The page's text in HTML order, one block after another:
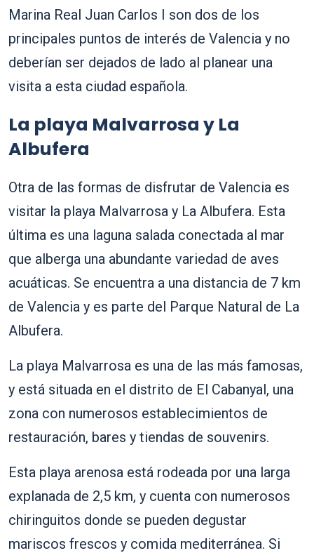
Marina Real Juan Carlos I son dos de los
principales puntos de interés de Valencia y no
deberían ser dejados de lado al planear una
visita a esta ciudad española.
La playa Malvarrosa y La
Albufera
Otra de las formas de disfrutar de Valencia es
visitar la playa Malvarrosa y La Albufera. Esta
última es una laguna salada conectada al mar
que alberga una abundante variedad de aves
acuáticas. Se encuentra a una distancia de 7 km
de Valencia y es parte del Parque Natural de La
Albufera.
La playa Malvarrosa es una de las más famosas,
y está situada en el distrito de El Cabanyal, una
zona con numerosos establecimientos de
restauración, bares y tiendas de souvenirs.
Esta playa arenosa está rodeada por una larga
explanada de 2,5 km, y cuenta con numerosos
chiringuitos donde se pueden degustar
mariscos frescos y comida mediterránea. Si